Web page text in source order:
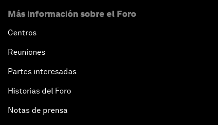
Más información sobre el Foro
Centros
Reuniones
Partes interesadas
Historias del Foro
Notas de prensa